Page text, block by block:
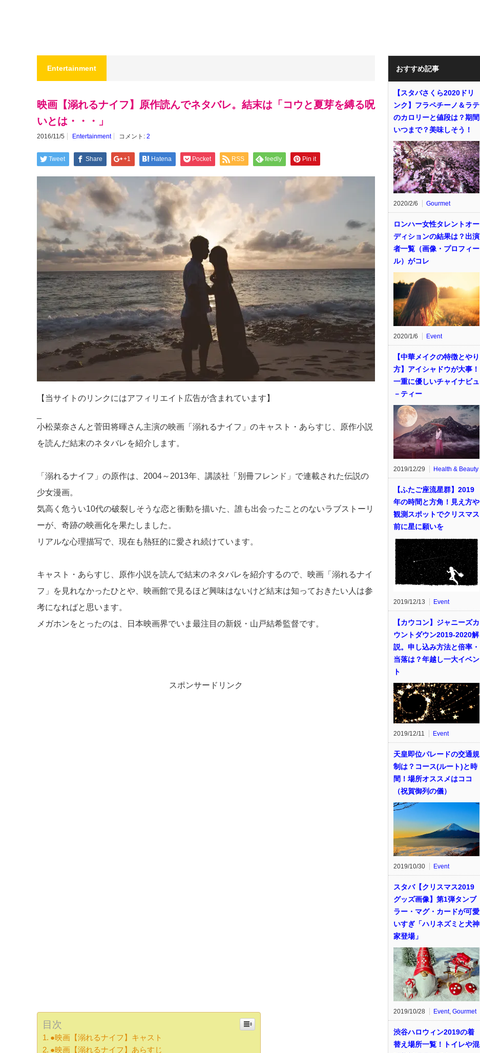
Entertainment
映画【溺れるナイフ】原作読んでネタバレ。結末は「コウと夏芽を縛る呪
いとは・・・」
2016/11/5 Entertainment コメント: 2
Tweet Share +1 Hatena Pocket RSS feedly Pin it
【当サイトのリンクにはアフィリエイト広告が含まれています】
小松菜奈さんと菅田将暉さん主演の映画「溺れるナイフ」のキャスト・あらすじ、原作小説
を読んだ結末のネタバレを紹介します。
「溺れるナイフ」の原作は、2004～2013年、講談社「別冊フレンド」で連載された伝説の
少女漫画。
気高く危うい10代の破裂しそうな恋と衝動を描いた、誰も出会ったことのないラブストーリ
ーが、奇跡の映画化を果たしました。
リアルな心理描写で、現在も熱狂的に愛され続けています。
キャスト・あらすじ、原作小説を読んで結末のネタバレを紹介するので、映画「溺れるナイ
フ」を見れなかったひとや、映画館で見るほど興味はないけど結末は知っておきたい人は参
考になればと思います。
メガホンをとったのは、日本映画界でいま最注目の新鋭・山戸結希監督です。
スポンサードリンク
目次
●映画【溺れるナイフ】キャスト
●映画【溺れるナイフ】あらすじ
おすすめ記事
【スタバさくら2020ドリ
ンク】フラペチーノ＆ラテ
のカロリーと値段は？期間
いつまで？美味しそう！
2020/2/6 Gourmet
ロンハー女性タレントオー
ディションの結果は？出演
者一覧（画像・プロフィー
ル）がコレ
2020/1/6 Event
【中華メイクの特徴とやり
方】アイシャドウが大事！
一重に優しいチャイナビュ
－ティー
2019/12/29 Health & Beauty
【ふたご座流星群】2019
年の時間と方角！見え方や
観測スポットでクリスマス
前に星に願いを
2019/12/13 Event
【カウコン】ジャニーズカ
ウントダウン2019-2020解
説。申し込み方法と倍率・
当落は？年越し一大イベン
ト
2019/12/11 Event
天皇即位パレードの交通規
制は？コース(ルート)と時
間！場所オススメはココ
（祝賀御列の儀）
2019/10/30 Event
スタバ【クリスマス2019
グッズ画像】第1弾タンブ
ラー・マグ・カードが可愛
いすぎ「ハリネズミと犬神
家登場」
2019/10/28 Event, Gourmet
渋谷ハロウィン2019の着
替え場所一覧！トイレや混